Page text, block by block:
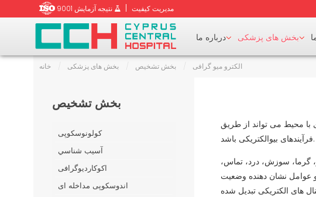
9001 مدیریت کیفیت نتیجه آزمایش
درباره ما بخش های پزشکی
خانه / بخش های پزشکی / بخش تشخیص / الکترو میو گرافی
با محیط می تواند از طریق
فرآیندهای بیوالکتریکی باشد.
گرما، سوزش، درد، تماس،
عوامل نشان دهنده وضعیت
های الکتریکی تبدیل شده
بخش تشخیص
کولونوسکوپی
آسيب شناسي
اکوکاردیوگرافی
اندوسکوپی مداخله ای